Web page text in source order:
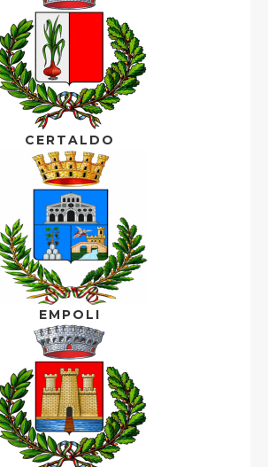
CERTALDO
EMPOLI